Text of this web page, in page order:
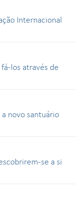
Internacional
los através de
novo santuário
se a si